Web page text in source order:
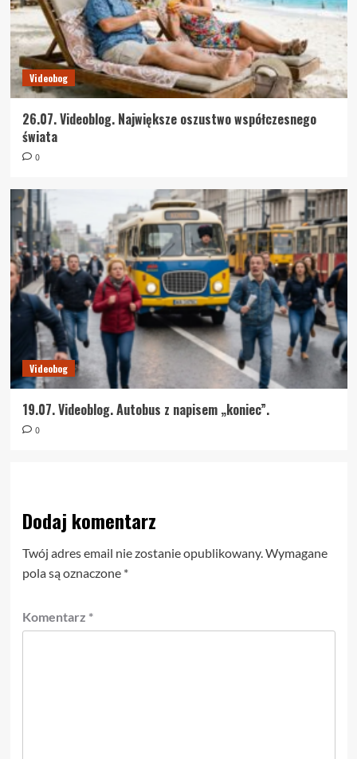
Videobog
26.07. Videoblog. Największe oszustwo współczesnego
świata
0
Videobog
19.07. Videoblog. Autobus z napisem „koniec”.
0
Dodaj komentarz
Twój adres email nie zostanie opublikowany.Wymagane
pola są oznaczone *
Komentarz *